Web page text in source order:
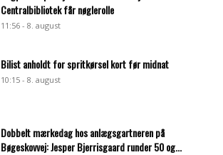
Centralbibliotek får nøglerolle
11:56 - 8. august
Bilist anholdt for spritkørsel kort før midnat
10:15 - 8. august
Dobbelt mærkedag hos anlægsgartneren på
Bøgeskovvej: Jesper Bjerrisgaard runder 50 og...